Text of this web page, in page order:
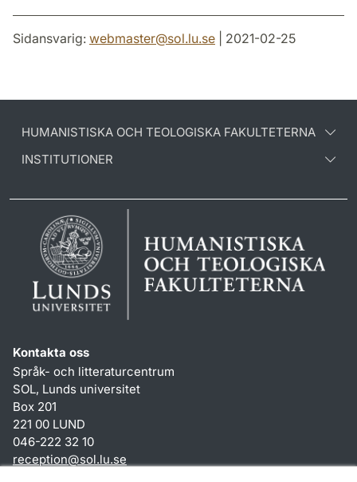
Sidansvarig: webmaster@sol.lu.se | 2021-02-25
HUMANISTISKA OCH TEOLOGISKA FAKULTETERNA
INSTITUTIONER
Kontakta oss
Språk- och litteraturcentrum
SOL, Lunds universitet
Box 201
221 00 LUND
046-222 32 10
reception@sol.lu.se